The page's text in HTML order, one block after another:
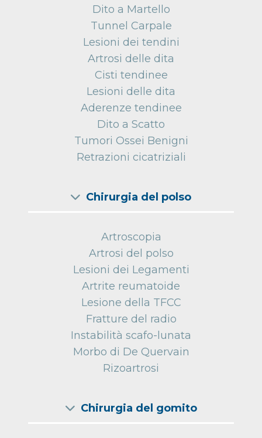
Dito a Martello
Tunnel Carpale
Lesioni dei tendini
Artrosi delle dita
Cisti tendinee
Lesioni delle dita
Aderenze tendinee
Dito a Scatto
Tumori Ossei Benigni
Retrazioni cicatriziali
Chirurgia del polso
Artroscopia
Artrosi del polso
Lesioni dei Legamenti
Artrite reumatoide
Lesione della TFCC
Fratture del radio
Instabilità scafo-lunata
Morbo di De Quervain
Rizoartrosi
Chirurgia del gomito